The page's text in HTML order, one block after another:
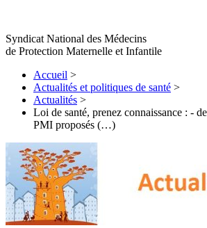
Syndicat National des Médecins
de Protection Maternelle et Infantile
Accueil >
Actualités et politiques de santé >
Actualités >
Loi de santé, prenez connaissance : -
PMI proposés (…)